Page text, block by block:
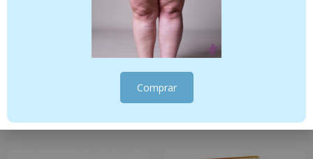
26.95
Comprar